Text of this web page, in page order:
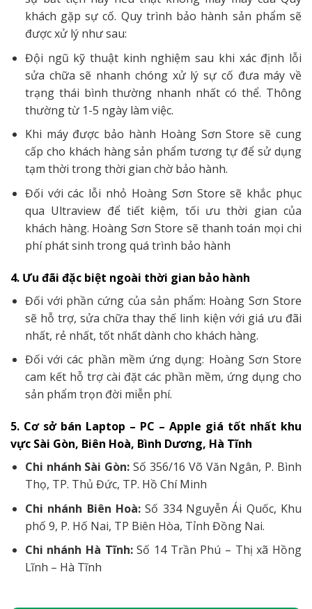
khách gặp sự cố. Quy trình bảo hành sản phẩm sẽ
được xử lý như sau:
Đội ngũ kỹ thuật kinh nghiệm sau khi xác định lỗi
sửa chữa sẽ nhanh chóng xử lý sự cố đưa máy về
trạng thái bình thường nhanh nhất có thể. Thông
thường từ 1-5 ngày làm việc.
Khi máy được bảo hành Hoàng Sơn Store sẽ cung
cấp cho khách hàng sản phẩm tương tự để sử dụng
tạm thời trong thời gian chờ bảo hành.
Đối với các lỗi nhỏ Hoàng Sơn Store sẽ khắc phục
qua Ultraview để tiết kiệm, tối ưu thời gian của
khách hàng. Hoàng Sơn Store sẽ thanh toán mọi chi
phí phát sinh trong quá trình bảo hành
4. Ưu đãi đặc biệt ngoài thời gian bảo hành
Đối với phần cứng của sản phẩm: Hoàng Sơn Store
sẽ hỗ trợ, sửa chữa thay thế linh kiện với giá ưu đãi
nhất, rẻ nhất, tốt nhất dành cho khách hàng.
Đối với các phần mềm ứng dụng: Hoàng Sơn Store
cam kết hỗ trợ cài đặt các phần mềm, ứng dụng cho
sản phẩm trọn đời miễn phí.
5. Cơ sở bán Laptop – PC – Apple giá tốt nhất khu
vực Sài Gòn, Biên Hoà, Bình Dương, Hà Tĩnh
Chi nhánh Sài Gòn:Số 356/16 Võ Văn Ngân, P. Bình
Thọ, TP. Thủ Đức, TP. Hồ Chí Minh
Chi nhánh Biên Hoà:Số 334 Nguyễn Ái Quốc, Khu
phố 9, P. Hố Nai, TP Biên Hòa, Tỉnh Đồng Nai.
Chi nhánh Hà Tĩnh:Số 14 Trần Phú – Thị xã Hồng
Lĩnh – Hà Tĩnh